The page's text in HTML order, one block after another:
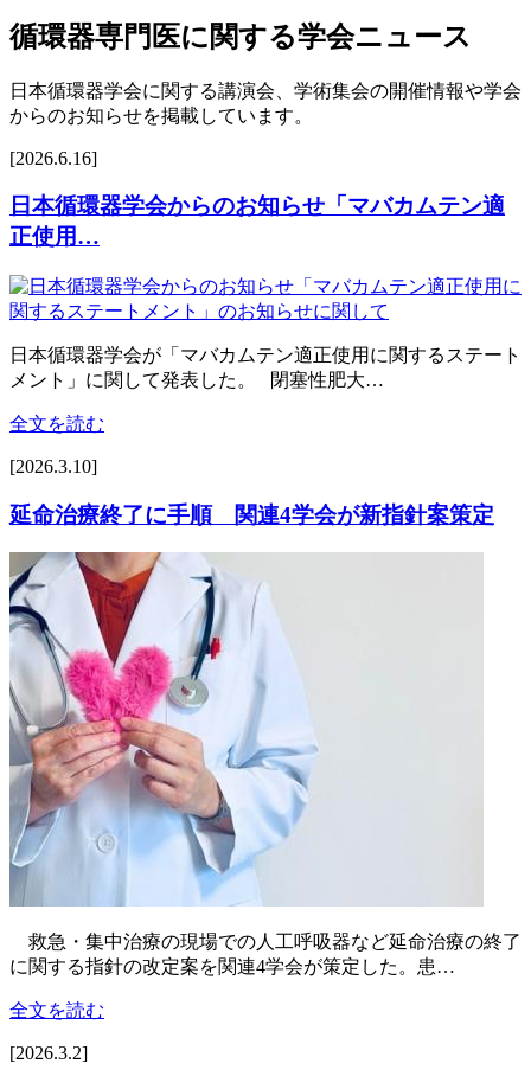
循環器専門医に関する学会ニュース
日本循環器学会に関する講演会、学術集会の開催情報や学会
からのお知らせを掲載しています。
[2026.6.16]
日本循環器学会からのお知らせ「マバカムテン適
正使用…
日本循環器学会が「マバカムテン適正使用に関するステート
メント」に関して発表した。 閉塞性肥大…
全文を読む
[2026.3.10]
延命治療終了に手順 関連4学会が新指針案策定
救急・集中治療の現場での人工呼吸器など延命治療の終了
に関する指針の改定案を関連4学会が策定した。患…
全文を読む
[2026.3.2]